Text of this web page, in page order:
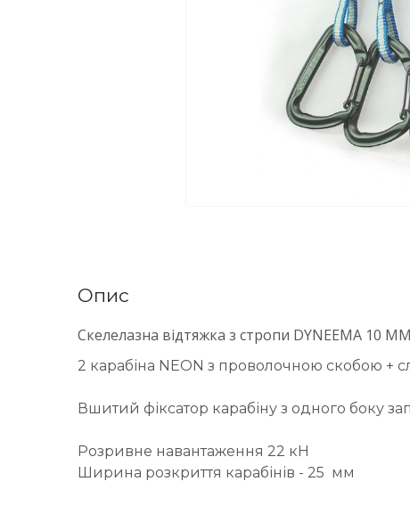
Опис
Скелелазна відтяжка з стропи DYNEEMA 10 MM
2 карабіна NEON з проволочною скобою +
Вшитий фіксатор карабіну з одного боку
Розривне навантаження 22 кН
Ширина розкриття карабінів - 25 мм